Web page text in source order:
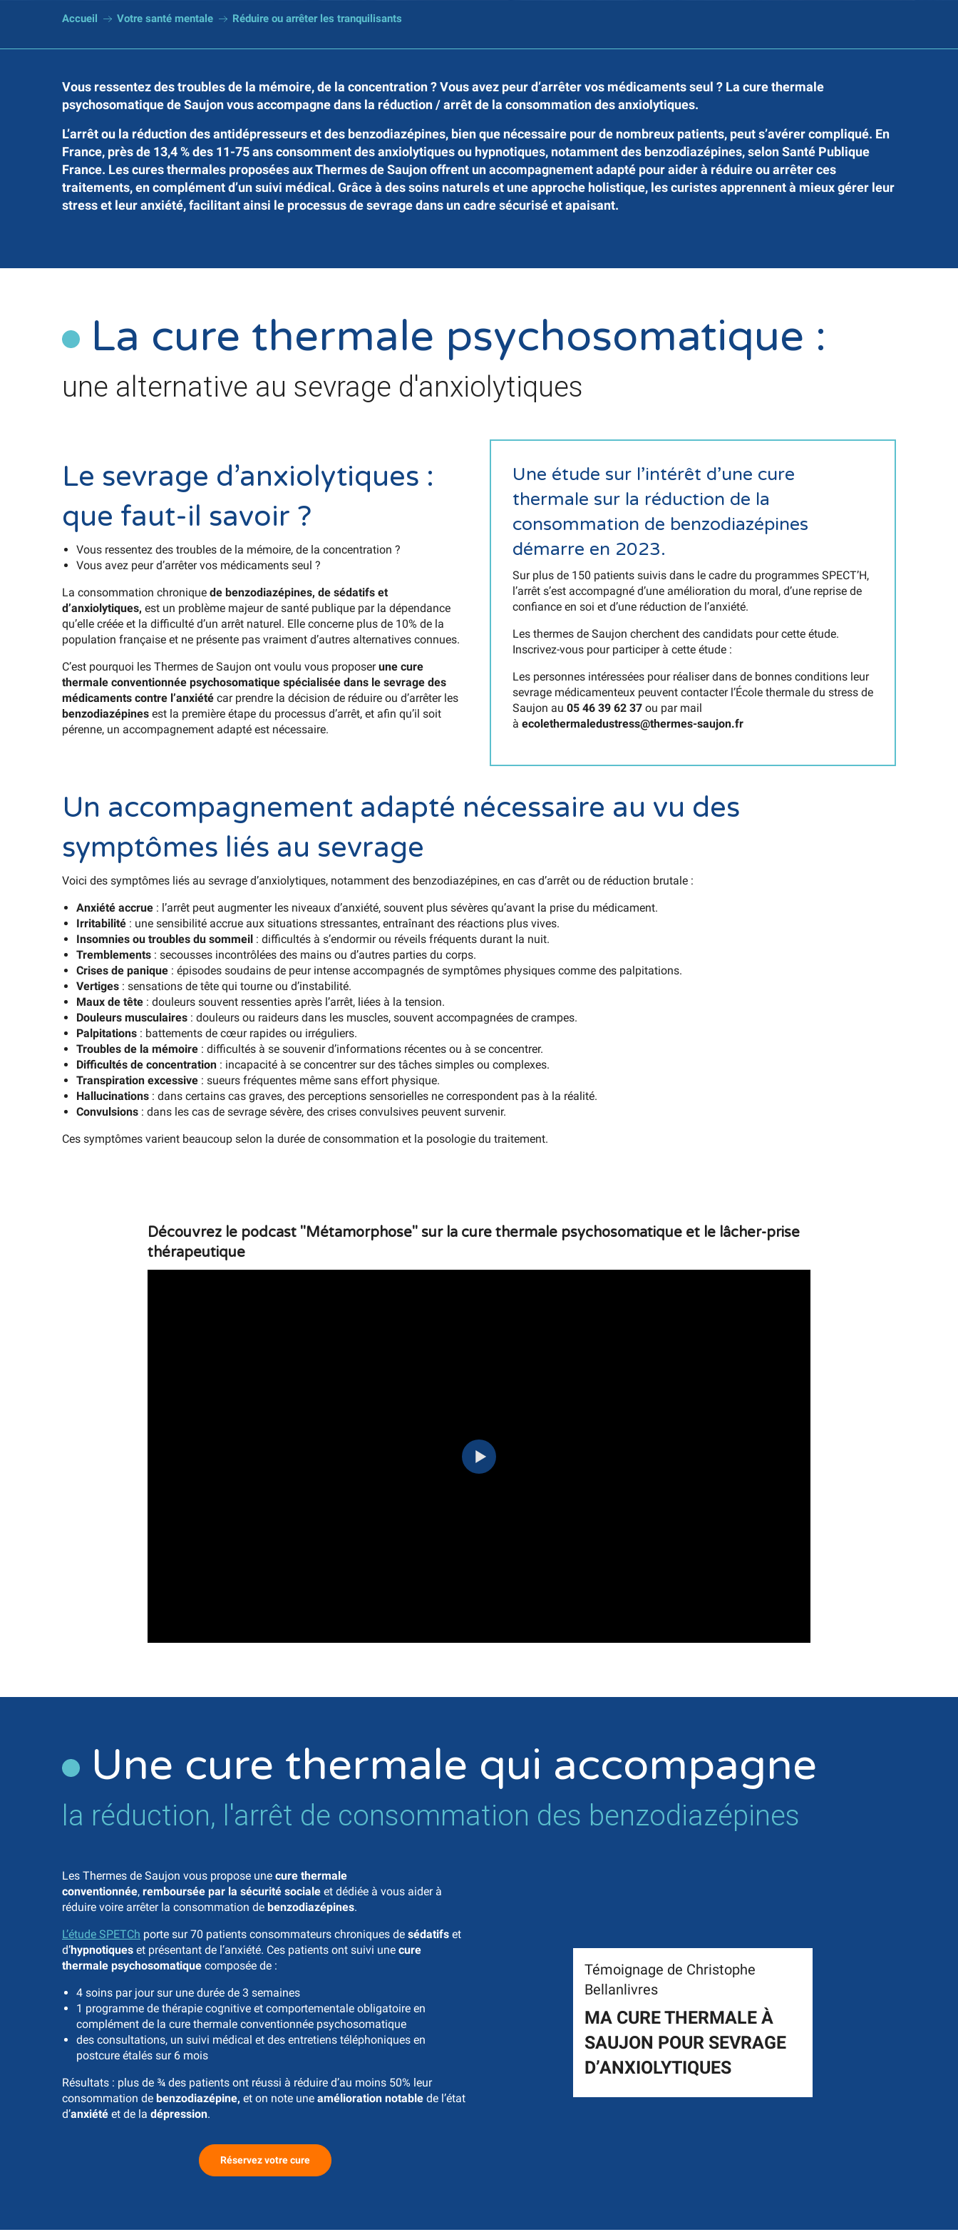
Accueil Votre santé mentale Réduire ou arrêter les tranquilisants
Vous ressentez des troubles de la mémoire, de la concentration ? Vous avez peur d’arrêter vos médicaments seul ? La cure thermale
psychosomatique de Saujonvous accompagne dans la réduction / arrêt de la consommation des anxiolytiques.
L’arrêt ou la réduction des antidépresseurs et des benzodiazépines, bien que nécessaire pour de nombreux patients, peut s’avérer compliqué. En
France, près de 13,4 % des 11-75 ans consomment des anxiolytiques ou hypnotiques, notamment des benzodiazépines, selon Santé Publique
France. Les cures thermales proposées aux Thermes de Saujon offrent un accompagnement adapté pour aider à réduire ou arrêter ces
traitements, en complément d’un suivi médical. Grâce à des soins naturels et une approche holistique, les curistes apprennent à mieux gérer leur
stress et leur anxiété, facilitant ainsi le processus de sevrage dans un cadre sécurisé et apaisant.
La cure thermale psychosomatique :
une alternative au sevrage d'anxiolytiques
Le sevrage d’anxiolytiques :
que faut-il savoir ?
Vous ressentez des troubles de la mémoire, de la concentration ?
Vous avez peur d’arrêter vos médicaments seul ?
La consommation chronique de benzodiazépines, de sédatifs et
d’anxiolytiques, est un problème majeur de santé publique par la dépendance
qu’elle créée et la difficulté d’un arrêt naturel. Elle concerne plus de 10% de la
population française et ne présente pas vraiment d’autres alternatives connues.
C’est pourquoi les Thermes de Saujon ont voulu vous proposerune cure
thermale conventionnée psychosomatique spécialisée dans le sevrage des
médicaments contre l’anxiété car prendre la décision de réduire ou d’arrêter les
benzodiazépines est la première étape du processus d’arrêt, et afin qu’il soit
pérenne, un accompagnement adapté est nécessaire.
Une étude sur l’intérêt d’une cure
thermale sur la réduction de la
consommation de benzodiazépines
démarre en 2023.
Sur plus de 150 patients suivis dans le cadre du programmes SPECT’H,
l’arrêt s’est accompagné d’une amélioration du moral, d’une reprise de
confiance en soi et d’une réduction de l’anxiété.
Les thermes de Saujon cherchent des candidats pour cette étude.
Inscrivez-vous pour participer à cette étude :
Les personnes intéressées pour réaliser dans de bonnes conditions leur
sevrage médicamenteux peuvent contacter l’École thermale du stress de
Saujon au 05 46 39 62 37 ou par mail
à ecolethermaledustress@thermes-saujon.fr
Un accompagnement adapté nécessaire au vu des
symptômes liés au sevrage
Voici des symptômes liés au sevrage d’anxiolytiques, notamment des benzodiazépines, en cas d’arrêt ou de réduction brutale :
Anxiété accrue : l’arrêt peut augmenter les niveaux d’anxiété, souvent plus sévères qu’avant la prise du médicament.
Irritabilité : une sensibilité accrue aux situations stressantes, entraînant des réactions plus vives.
Insomnies ou troubles du sommeil : difficultés à s’endormir ou réveils fréquents durant la nuit.
Tremblements : secousses incontrôlées des mains ou d’autres parties du corps.
Crises de panique : épisodes soudains de peur intense accompagnés de symptômes physiques comme des palpitations.
Vertiges : sensations de tête qui tourne ou d’instabilité.
Maux de tête : douleurs souvent ressenties après l’arrêt, liées à la tension.
Douleurs musculaires : douleurs ou raideurs dans les muscles, souvent accompagnées de crampes.
Palpitations : battements de cœur rapides ou irréguliers.
Troubles de la mémoire : difficultés à se souvenir d’informations récentes ou à se concentrer.
Difficultés de concentration : incapacité à se concentrer sur des tâches simples ou complexes.
Transpiration excessive : sueurs fréquentes même sans effort physique.
Hallucinations : dans certains cas graves, des perceptions sensorielles ne correspondent pas à la réalité.
Convulsions : dans les cas de sevrage sévère, des crises convulsives peuvent survenir.
Ces symptômes varient beaucoup selon la durée de consommation et la posologie du traitement.
Découvrez le podcast "Métamorphose" sur la cure thermale psychosomatique et le lâcher-prise
thérapeutique
Une cure thermale qui accompagne
la réduction, l'arrêt de consommation des benzodiazépines
Les Thermes de Saujon vous propose une cure thermale
conventionnée, remboursée par la sécurité sociale et dédiée à vous aider à
réduire voire arrêter la consommation de benzodiazépines.
L’étude SPETCh porte sur 70 patients consommateurs chroniques de sédatifs et
d’hypnotiques et présentant de l’anxiété. Ces patients ont suivi une cure
thermale psychosomatique composée de :
4 soins par jour sur une durée de 3 semaines
1 programme de thérapie cognitive et comportementale obligatoire en
complément de la cure thermale conventionnée psychosomatique
des consultations, un suivi médical et des entretiens téléphoniques en
postcure étalés sur 6 mois
Résultats : plus de ¾ des patients ont réussi à réduire d’au moins 50% leur
consommation de benzodiazépine, et on note une amélioration notable de l’état
d’anxiété et de la dépression.
Réservez votre cure
Témoignage de Christophe
Bellanlivres
MA CURE THERMALE À
SAUJON POUR SEVRAGE
D’ANXIOLYTIQUES